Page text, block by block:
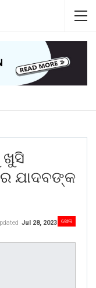
ଖୁସି
ଯାଦବଙ୍କ
ଖେଳ
Jul 28, 2023